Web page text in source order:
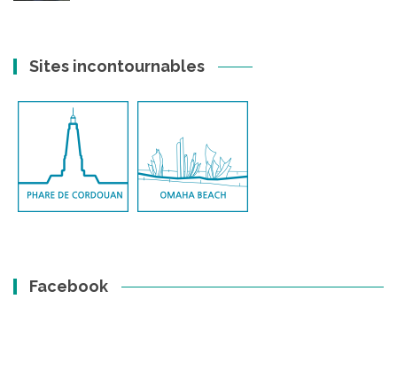
Sites incontournables
Facebook